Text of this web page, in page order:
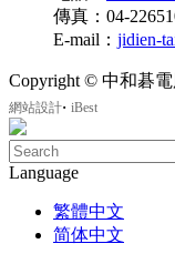
傳真：04-
E-mail： jidien-
Copyright © 中和碁電
網站設計‧ iBest
Language
繁體中文
简体中文